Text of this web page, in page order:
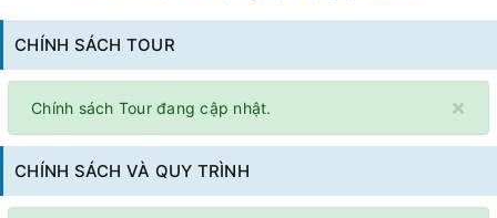
CHÍNH SÁCH TOUR
×
Chính sách Tour đang cập nhật.
CHÍNH SÁCH VÀ QUY TRÌNH